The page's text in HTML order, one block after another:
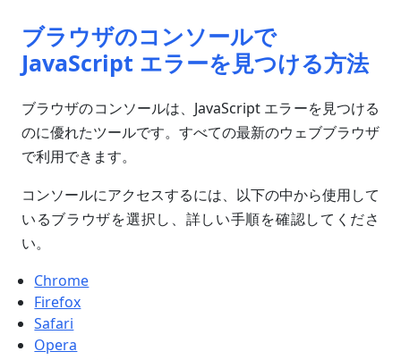
ブラウザのコンソールで
JavaScript エラーを見つける方法
ブラウザのコンソールは、JavaScript エラーを見つける
のに優れたツールです。すべての最新のウェブブラウザ
で利用できます。
コンソールにアクセスするには、以下の中から使用して
いるブラウザを選択し、詳しい手順を確認してくださ
い。
Chrome
Firefox
Safari
Opera